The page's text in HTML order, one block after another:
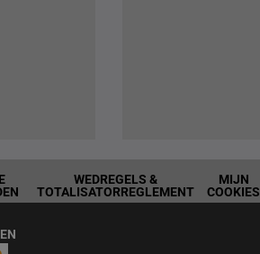
WEDREGELS &
TOTALISATORREGLEMENT
MIJN
COOKIES